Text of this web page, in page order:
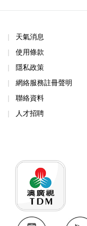
天氣消息
使用條款
隱私政策
網絡服務註冊聲明
聯絡資料
人才招聘